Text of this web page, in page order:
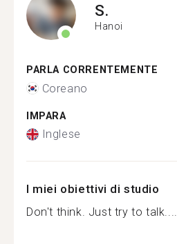
S.
Hanoi
PARLA CORRENTEMENTE
Coreano
IMPARA
Inglese
I miei obiettivi di studio
Don't think. Just try to talk....